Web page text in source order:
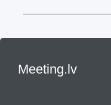
Meeting.lv